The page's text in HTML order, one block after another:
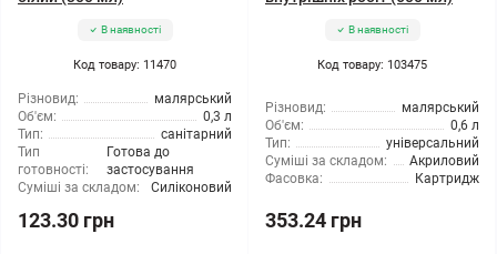
В наявності
Код товару: 11470
Різновид:
малярський
Об'єм:
0,3 л
Тип:
санітарний
Тип
готовності:
Готова до
застосування
Суміші за складом:
Силіконовий
123.30 грн
В наявності
Код товару: 103475
Різновид:
малярський
Об'єм:
0,6 л
Тип:
універсальний
Суміші за складом:
Акриловий
Фасовка:
Картридж
353.24 грн